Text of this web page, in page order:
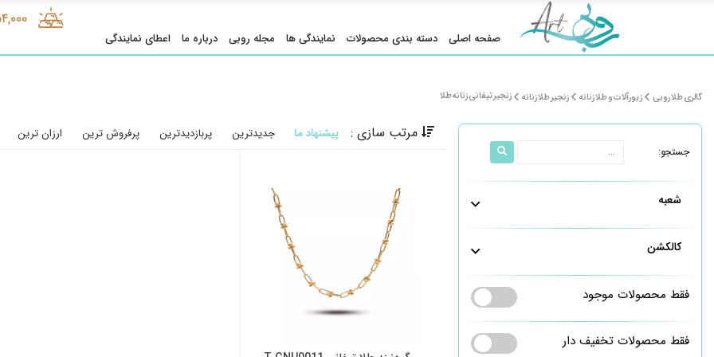
صفحه اصلی دسته بندی محصولات نمایندگی ها مجله روبی درباره ما اعطای نمایندگی
گالری طلا روبی زیورآلات و طلا زنانه زنجیر طلا زنانه زنجیر تیفانی زنانه طلا
جستجو:
شعبه
کالکشن
فقط محصولات موجود
فقط محصولات تخفیف دار
مرتب سازی : پیشنهاد ما جدیدترین پربازدیدترین پرفروش ترین ارزان ترین